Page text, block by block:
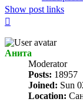
Show post links
Анита
Мoderator
Posts: 18957
Joined: Sun
Location: